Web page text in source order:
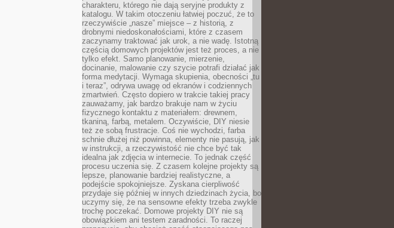
charakteru, którego nie dają seryjne produkty z
katalogu. W takim otoczeniu łatwiej poczuć, że to
rzeczywiście „nasze” miejsce – z historią, z
drobnymi niedoskonałościami, które z czasem
zaczynamy traktować jak urok, a nie wadę. Istotną
częścią domowych projektów jest też proces, a nie
tylko efekt. Samo planowanie, mierzenie,
docinanie, malowanie czy szycie potrafi działać jak
forma medytacji. Wymaga skupienia, obecności „tu
i teraz”, odrywa uwagę od ekranów i codziennych
zmartwień. Często dopiero w trakcie takiej pracy
zauważamy, jak bardzo brakuje nam w życiu
fizycznego kontaktu z materiałem: drewnem,
tkaniną, farbą, metalem. Oczywiście, DIY niesie
też ze sobą frustracje. Coś nie wychodzi, farba
schnie dłużej niż powinna, elementy nie pasują, jak
w instrukcji, a rzeczywistość nie chce być tak
idealna jak zdjęcia w internecie. To jednak część
procesu uczenia się. Z czasem kolejne projekty są
lepsze, planowanie bardziej realistyczne, a
podejście spokojniejsze. Zyskana cierpliwość
przydaje się później w innych dziedzinach życia, bo
uczymy się, że na sensowne efekty trzeba zwykle
trochę poczekać. Domowe projekty DIY nie są
obowiązkiem ani testem zaradności. To raczej